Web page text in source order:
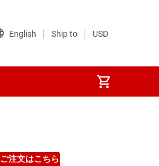
ご注文はこちら